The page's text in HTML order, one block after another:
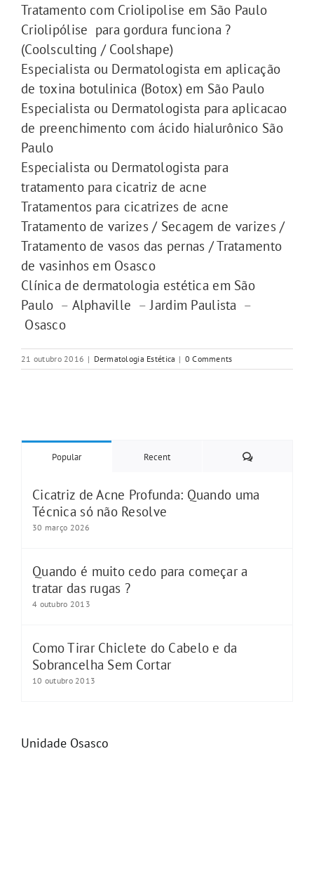
Tratamento com Criolipolise em São Paulo
Criolipólise para gordura funciona ?
(Coolsculting / Coolshape)
Especialista ou Dermatologista em aplicação
de toxina botulinica (Botox) em São Paulo
Especialista ou Dermatologista para aplicacao
de preenchimento com ácido hialurônico São
Paulo
Especialista ou Dermatologista para
tratamento para cicatriz de acne
Tratamentos para cicatrizes de acne
Tratamento de varizes / Secagem de varizes /
Tratamento de vasos das pernas / Tratamento
de vasinhos em Osasco
Clínica de dermatologia estética em São
Paulo – Alphaville –Jardim Paulista –
Osasco
21 outubro 2016 | Dermatologia Estética | 0 Comments
Popular Recent Comments
Cicatriz de Acne Profunda: Quando uma
Técnica só não Resolve
30 março 2026
Quando é muito cedo para começar a
tratar das rugas ?
4 outubro 2013
Como Tirar Chiclete do Cabelo e da
Sobrancelha Sem Cortar
10 outubro 2013
Unidade Osasco